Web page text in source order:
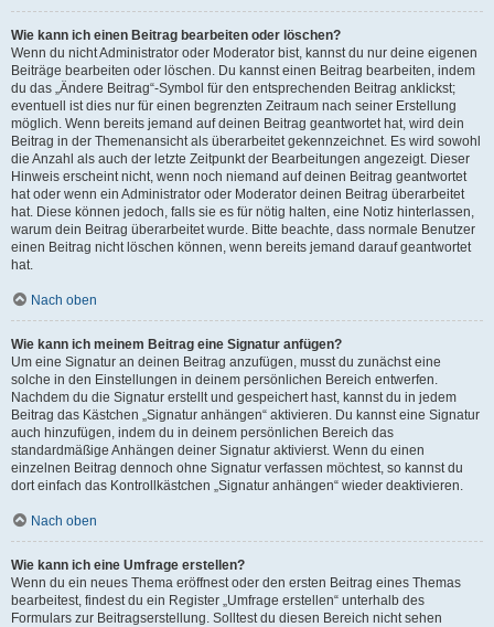
Wie kann ich einen Beitrag bearbeiten oder löschen?
Wenn du nicht Administrator oder Moderator bist, kannst du nur deine eigenen
Beiträge bearbeiten oder löschen. Du kannst einen Beitrag bearbeiten, indem
du das „Ändere Beitrag“-Symbol für den entsprechenden Beitrag anklickst;
eventuell ist dies nur für einen begrenzten Zeitraum nach seiner Erstellung
möglich. Wenn bereits jemand auf deinen Beitrag geantwortet hat, wird dein
Beitrag in der Themenansicht als überarbeitet gekennzeichnet. Es wird sowohl
die Anzahl als auch der letzte Zeitpunkt der Bearbeitungen angezeigt. Dieser
Hinweis erscheint nicht, wenn noch niemand auf deinen Beitrag geantwortet
hat oder wenn ein Administrator oder Moderator deinen Beitrag überarbeitet
hat. Diese können jedoch, falls sie es für nötig halten, eine Notiz hinterlassen,
warum dein Beitrag überarbeitet wurde. Bitte beachte, dass normale Benutzer
einen Beitrag nicht löschen können, wenn bereits jemand darauf geantwortet
hat.
Nach oben
Wie kann ich meinem Beitrag eine Signatur anfügen?
Um eine Signatur an deinen Beitrag anzufügen, musst du zunächst eine
solche in den Einstellungen in deinem persönlichen Bereich entwerfen.
Nachdem du die Signatur erstellt und gespeichert hast, kannst du in jedem
Beitrag das Kästchen „Signatur anhängen“ aktivieren. Du kannst eine Signatur
auch hinzufügen, indem du in deinem persönlichen Bereich das
standardmäßige Anhängen deiner Signatur aktivierst. Wenn du einen
einzelnen Beitrag dennoch ohne Signatur verfassen möchtest, so kannst du
dort einfach das Kontrollkästchen „Signatur anhängen“ wieder deaktivieren.
Nach oben
Wie kann ich eine Umfrage erstellen?
Wenn du ein neues Thema eröffnest oder den ersten Beitrag eines Themas
bearbeitest, findest du ein Register „Umfrage erstellen“ unterhalb des
Formulars zur Beitragserstellung. Solltest du diesen Bereich nicht sehen